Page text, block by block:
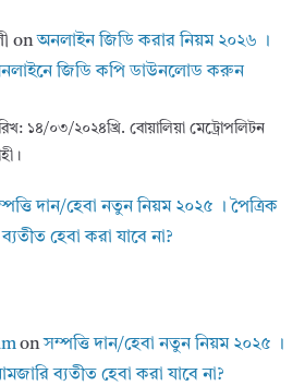
onঅনলাইন জিডি করার নিয়ম ২০২৬ ।
অনলাইনে জিডি কপি ডাউনলোড করুন
১৪/০৩/২০২৪খ্রি. বোয়ালিয়া মেট্রোপলিটন
দান/হেবা নতুন নিয়ম ২০২৫ । পৈত্রিক
হেবা করা যাবে না?
onসম্পত্তি দান/হেবা নতুন নিয়ম ২০২৫ ।
ব্যতীত হেবা করা যাবে না?